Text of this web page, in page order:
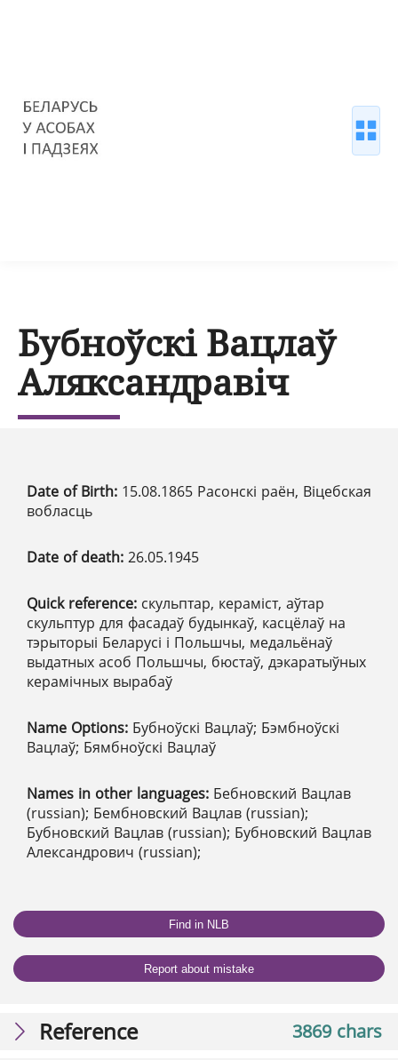
Бубноўскі Вацлаў
Аляксандравіч
Date of Birth: 15.08.1865 Расонскі раён, Віцебская
вобласць
Date of death: 26.05.1945
Quick reference: скульптар, кераміст, аўтар
скульптур для фасадаў будынкаў, касцёлаў на
тэрыторыі Беларусі і Польшчы, медальёнаў
выдатных асоб Польшчы, бюстаў, дэкаратыўных
керамічных вырабаў
Name Options: Бубноўскі Вацлаў; Бэмбноўскi
Вацлаў; Бямбноўскi Вацлаў
Names in other languages: Бебновский Вацлав
(russian); Бембновский Вацлав (russian);
Бубновский Вацлав (russian); Бубновский Вацлав
Александрович (russian);
Find in NLB
Report about mistake
3869 chars
Reference